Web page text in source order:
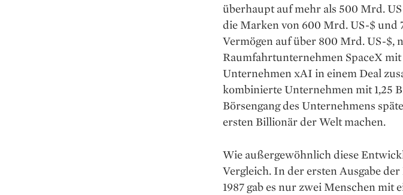
überhaupt auf mehr als 500 Mrd.
die Marken von 600 Mrd. US-$ und
Vermögen auf über 800 Mrd. US-$,
Raumfahrtunternehmen SpaceX
Unternehmen xAI in einem Deal
kombinierte Unternehmen mit 1,25
Börsengang des Unternehmens
ersten Billionär der Welt machen.
Wie außergewöhnlich diese
Vergleich. In der ersten Ausgabe
1987 gab es nur zwei Menschen mit